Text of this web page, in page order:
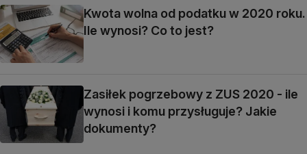
Kwota wolna od podatku w 2020 roku.
Ile wynosi? Co to jest?
Zasiłek pogrzebowy z ZUS 2020 - ile
wynosi i komu przysługuje? Jakie
dokumenty?